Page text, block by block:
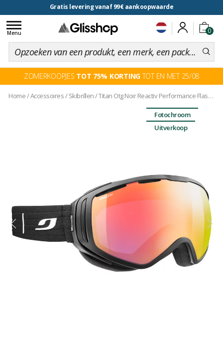
Gratis levering vanaf 99€ aankoopwaarde
voor een 100 dagen inruiling
0
Toggle
navigation
Menu
ZOMERKOOPJES TOT 75% KORTINGTOT EN MET 25/08
Home/Accessoires/Skibrillen/Titan Otg Noir Reactiv Performance Flash Rouge
Fotochroom
Uitverkoop